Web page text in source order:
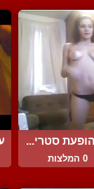
סטרי...
0 המלצות